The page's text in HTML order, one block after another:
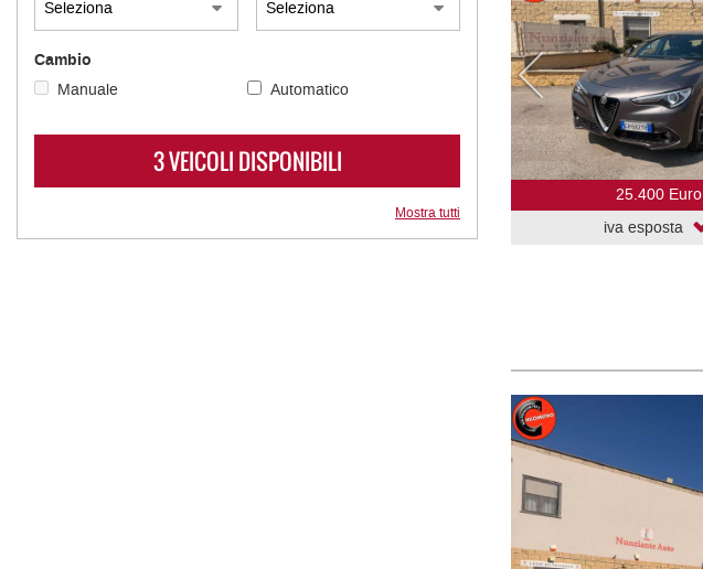
Cambio
Manuale Automatico
3 VEICOLI DISPONIBILI
Mostra tutti
25.400 Euro
iva esposta